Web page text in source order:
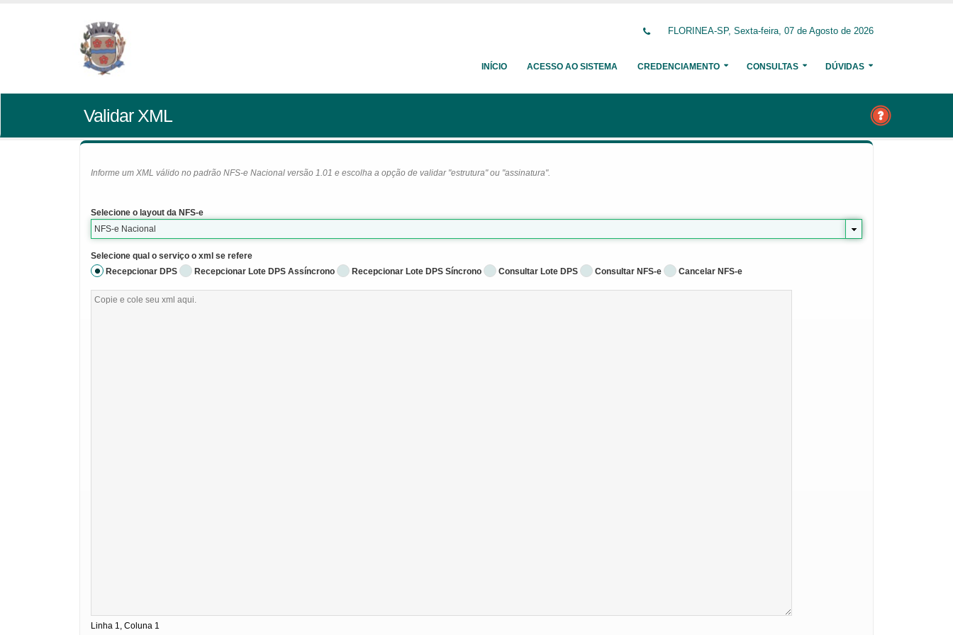
FLORINEA-SP, Sexta-feira, 07 de Agosto de 2026
INÍCIO ACESSO AO SISTEMA CREDENCIAMENTO CONSULTAS DÚVIDAS
Validar XML
Informe um XML válido no padrão NFS-e Nacional versão 1.01 e escolha a opção de validar "estrutura" ou "assinatura".
Selecione o layout da NFS-e
NFS-e Nacional
Selecione qual o serviço o xml se refere
Recepcionar DPS
Recepcionar Lote DPS Assíncrono Recepcionar Lote DPS Síncrono Consultar Lote DPS Consultar NFS-e Cancelar NFS-e
Linha 1, Coluna 1